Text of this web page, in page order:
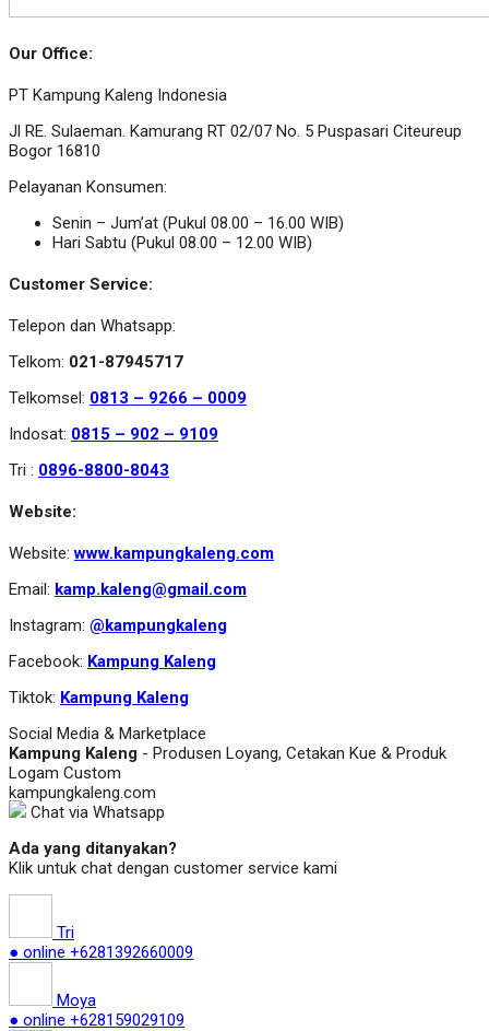
Our Office:
PT Kampung Kaleng Indonesia
Jl RE. Sulaeman. Kamurang RT 02/07 No. 5 Puspasari Citeureup
Bogor 16810
Pelayanan Konsumen:
Senin – Jum’at (Pukul 08.00 – 16.00 WIB)
Hari Sabtu (Pukul 08.00 – 12.00 WIB)
Customer Service:
Telepon dan Whatsapp:
Telkom: 021-87945717
Telkomsel: 0813 – 9266 – 0009
Indosat: 0815 – 902 – 9109
Tri : 0896-8800-8043
Website:
Website:www.kampungkaleng.com
Email: kamp.kaleng@gmail.com
Instagram: @kampungkaleng
Facebook: Kampung Kaleng
Tiktok: Kampung Kaleng
Social Media & Marketplace
Kampung Kaleng - Produsen Loyang, Cetakan Kue & Produk
Logam Custom
kampungkaleng.com
Chat via Whatsapp
Ada yang ditanyakan?
Klik untuk chat dengan customer service kami
Tri
● online +6281392660009
Moya
● online +628159029109